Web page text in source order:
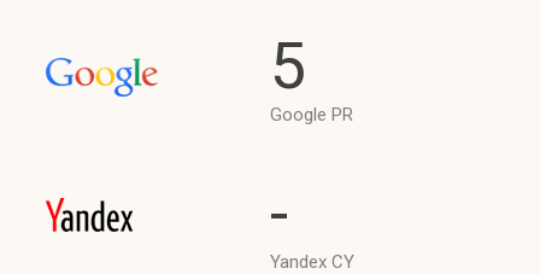
5
Google PR
-
Yandex CY